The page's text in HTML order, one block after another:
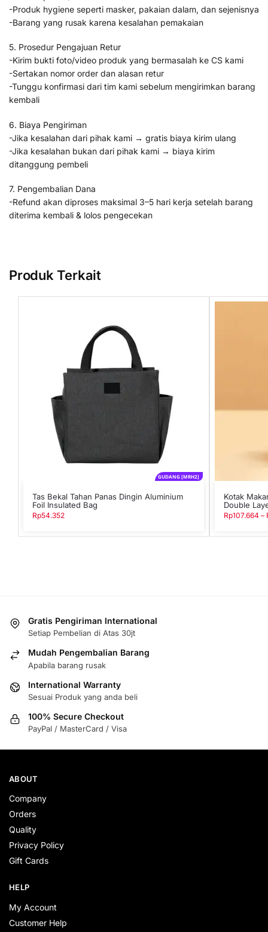
-Produk hygiene seperti masker, pakaian dalam, dan sejenisnya
-Barang yang rusak karena kesalahan pemakaian
5. Prosedur Pengajuan Retur
-Kirim bukti foto/video produk yang bermasalah ke CS kami
-Sertakan nomor order dan alasan retur
-Tunggu konfirmasi dari tim kami sebelum mengirimkan barang
kembali
6. Biaya Pengiriman
-Jika kesalahan dari pihak kami → gratis biaya kirim ulang
-Jika kesalahan bukan dari pihak kami → biaya kirim
ditanggung pembeli
7. Pengembalian Dana
-Refund akan diproses maksimal 3–5 hari kerja setelah barang
diterima kembali & lolos pengecekan
Produk Terkait
GUDANG [MRH2]
Tas Bekal Tahan Panas Dingin Aluminium
Foil Insulated Bag
Rp54.352
Kotak
Double
Rp107.664 –
Gratis Pengiriman International
Setiap Pembelian di Atas 30jt
Mudah Pengembalian Barang
Apabila barang rusak
International Warranty
Sesuai Produk yang anda beli
100% Secure Checkout
PayPal / MasterCard / Visa
ABOUT
Company
Orders
Quality
Privacy Policy
Gift Cards
HELP
My Account
Customer Help